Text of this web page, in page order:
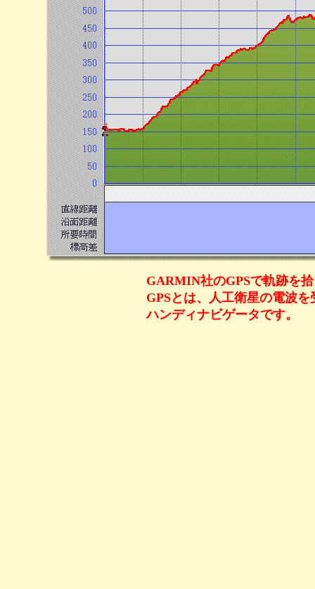
GARMIN社のGPSで軌跡を
GPSとは、人工衛星の電波
ハンディナビゲータです。